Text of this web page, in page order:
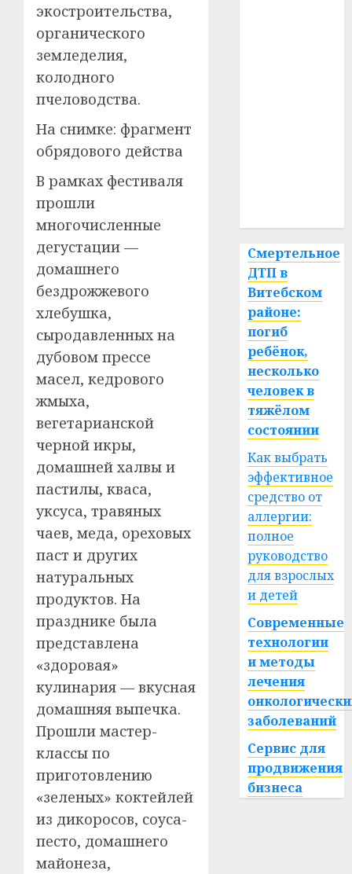
экостроительства,
органического
земледелия,
колодного
пчеловодства.
На снимке: фрагмент
обрядового действа
В рамках фестиваля
прошли
многочисленные
дегустации —
домашнего
бездрожжевого
хлебушка,
сыродавленных на
дубовом прессе
масел, кедрового
жмыха,
вегетарианской
черной икры,
домашней халвы и
пастилы, кваса,
уксуса, травяных
чаев, меда, ореховых
паст и других
натуральных
продуктов. На
празднике была
представлена
«здоровая»
кулинария — вкусная
домашняя выпечка.
Прошли мастер-
классы по
приготовлению
«зеленых» коктейлей
из дикоросов, соуса-
песто, домашнего
майонеза,
Смертельное
ДТП в
Витебском
районе:
погиб
ребёнок,
несколько
человек в
тяжёлом
состоянии
Как выбрать
эффективное
средство от
аллергии:
полное
руководство
для взрослых
и детей
Современные
технологии
и методы
лечения
заболеваний
Сервис для
продвижения
бизнеса